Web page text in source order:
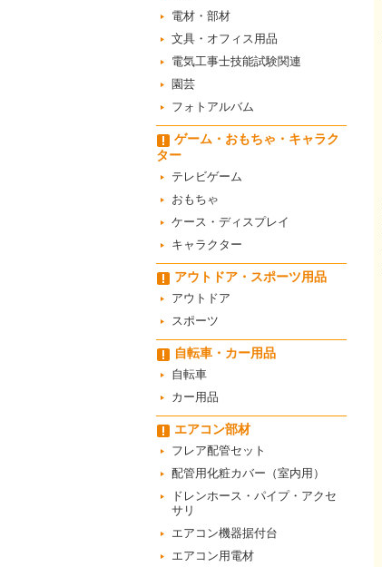
電材・部材
文具・オフィス用品
電気工事士技能試験関連
園芸
フォトアルバム
ゲーム・おもちゃ・キャラク
ター
テレビゲーム
おもちゃ
ケース・ディスプレイ
キャラクター
アウトドア・スポーツ用品
アウトドア
スポーツ
自転車・カー用品
自転車
カー用品
エアコン部材
フレア配管セット
配管用化粧カバー（室内用）
ドレンホース・パイプ・アクセ
サリ
エアコン機器据付台
エアコン用電材